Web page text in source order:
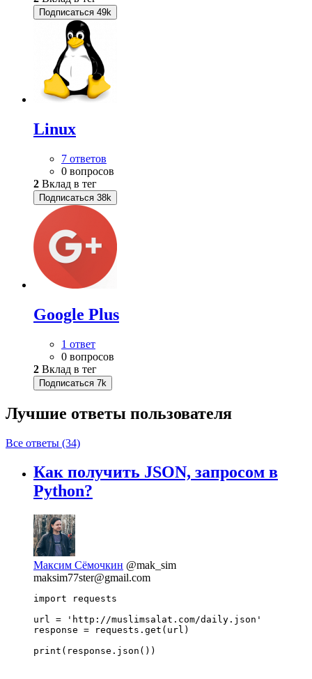
Подписаться 49k
Linux
7 ответов
0 вопросов
2 Вклад в тег
Подписаться 38k
Google Plus
1 ответ
0 вопросов
2 Вклад в тег
Подписаться 7k
Лучшие ответы пользователя
Все ответы (34)
Как получить JSON, запросом в
Python?
Максим Сёмочкин @mak_sim
maksim77ster@gmail.com
import requests
url = 'http://muslimsalat.com/daily.json'
response = requests.get(url)
print(response.json())